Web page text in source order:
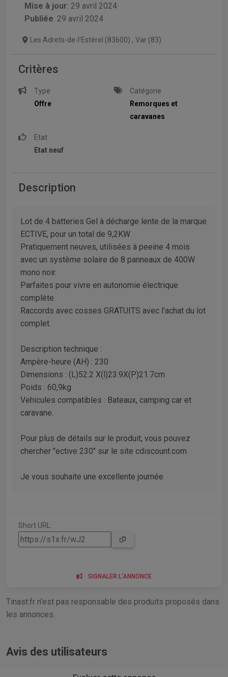
Mise à jour: 29 avril 2024
Publiée: 29 avril 2024
Les Adrets-de-l'Estérel (83600) , Var (83)
Critères
Type
Offre
Catégorie
Remorques et
caravanes
Etat
Etat neuf
Description
Lot de 4 batteries Gel à décharge lente de la marque
ECTIVE, pour un total de 9,2KW
Pratiquement neuves, utilisées à peeine 4 mois
avec un système solaire de 8 panneaux de 400W
mono noir.
Parfaites pour vivre en autonomie électrique
complète.
Raccords avec cosses GRATUITS avec l'achat du lot
complet.
Description technique :
Ampère-heure (AH) : 230
Dimensions : (L)52.2 X(l)23.9X(P)21.7cm
Poids : 60,9kg
Vehicules compatibles : Bateaux, camping car et
caravane.
Pour plus de détails sur le produit, vous pouvez
chercher "ective 230" sur le site cdiscount.com
Je vous souhaite une excellente journée
Short URL:
SIGNALER L'ANNONCE
Tinast.fr n'est pas responsable des produits proposés dans
les annonces.
Avis des utilisateurs